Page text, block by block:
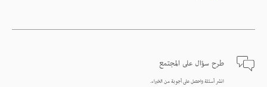
طرح سؤال على المجتمع
انشر أسئلة واحصل على أجوبة من الخبراء.